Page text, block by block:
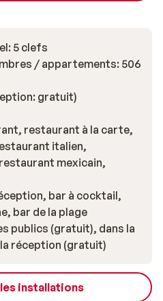
5 clefs
/ appartements: 506
gratuit)
restaurant à la carte,
italien,
mexicain,
bar à cocktail,
bar de la plage
publics (gratuit), dans la
réception (gratuit)
installations